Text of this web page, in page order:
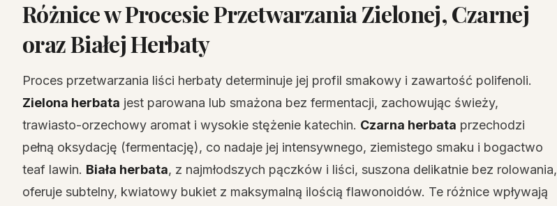
Różnice w Procesie Przetwarzania Zielonej, Czarnej
oraz Białej Herbaty
Proces przetwarzania liści herbaty determinuje jej profil smakowy i zawartość polifenoli.
Zielona herbata jest parowana lub smażona bez fermentacji, zachowując świeży,
trawiasto-orzechowy aromat i wysokie stężenie katechin. Czarna herbata przechodzi
pełną oksydację (fermentację), co nadaje jej intensywnego, ziemistego smaku i bogactwo
teaf lawin. Biała herbata, z najmłodszych pączków i liści, suszona delikatnie bez rolowania,
oferuje subtelny, kwiatowy bukiet z maksymalną ilością flawonoidów. Te różnice wpływają